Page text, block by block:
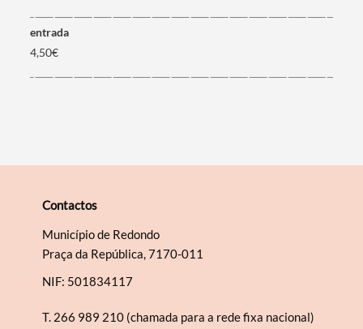
Filtros
entrada
4,50€
Contactos
Município de Redondo
Praça da República, 7170-011
NIF: 501834117
T. 266 989 210 (chamada para a rede fixa nacional)